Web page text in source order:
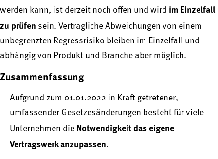
werden kann, ist derzeit noch offen und wird im Einzelfall
zu prüfen sein. Vertragliche Abweichungen von einem
unbegrenzten Regressrisiko bleiben im Einzelfall und
abhängig von Produkt und Branche aber möglich.
Zusammenfassung
Aufgrund zum 01.01.2022 in Kraft getretener,
umfassender Gesetzesänderungen besteht für viele
Unternehmen die Notwendigkeit das eigene
Vertragswerk anzupassen.